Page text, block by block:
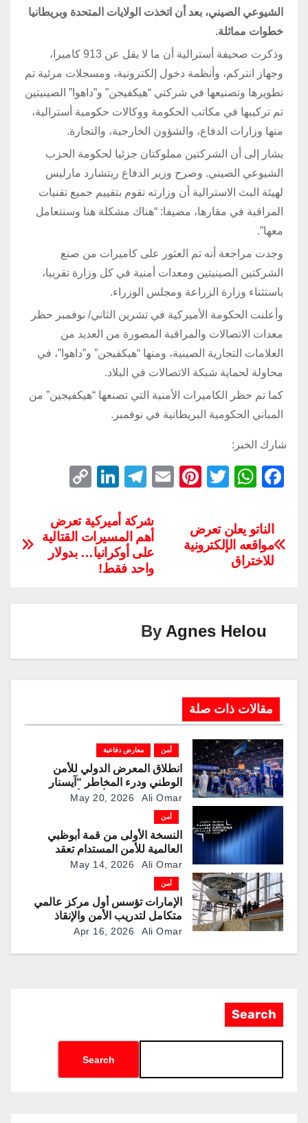
الشيوعي الصيني، بعد أن اتخذت الولايات المتحدة وبريطانيا
خطوات مماثلة.
وذكرت صحيفة أسترالية أن ما لا يقل عن 913 كاميرا،
وجهاز انتركم، وأنظمة دخول إلكترونية، ومسجلات مرئية تم
تطويرها وتصنيعها في شركتي “هيكفيجن” و”داهوا” الصينيتين
تم تركيبها في مكاتب الحكومة ووكالات حكومية أسترالية،
منها وزارات الدفاع، والشؤون الخارجية، والتجارة.
يشار إلى أن الشركتين مملوكتان جزئيا لحكومة الحزب
الشيوعي الصيني. وصرح وزير الدفاع ريتشارد مارليس
لهيئة البث الاسترالية أن وزارته تقوم بتقييم جميع تقنيات
المراقبة في مقارها، مضيفا: “هناك مشكلة هنا وسنتعامل
معها”.
وجدت مراجعة أنه تم العثور على كاميرات من صنع
الشركتين الصينيتين ومعدات أمنية في كل وزارة تقريبا،
باستثناء وزارة الزراعة ومجلس الوزراء.
وأعلنت الحكومة الأميركية في تشرين الثاني/ نوفمبر حظر
معدات الاتصالات والمراقبة المصورة من العديد من
العلامات التجارية الصينية، ومنها “هيكفيجن” و”داهوا”، في
محاولة لحماية شبكة الاتصالات في البلاد.
كما تم حظر الكاميرات الأمنية التي تصنعها “هيكفيجين” من
المباني الحكومية البريطانية في نوفمبر.
شارك الخبر:
F
c
e
b
k
W
at
s
A
T
tt
er
Pi
E
ail
T
e
gr
a
Li
k
e
dI
p
y
Li
شركة أميركية تعرض
أهم المسيرات القتالية
على أوكرانيا… بدولار
واحد فقط!
الناتو يعلن تعرض
مواقعه الإلكترونية
للاختراق
By Agnes Helou
مقالات ذات صلة
أمن معارض دفاعية
انطلاق المعرض الدولي للأمن
الوطني ودرء المخاطر “آيسنار
2026” في مركز أدنيك أبوظبي
بمشاركة 253 شركة محلية وعالمية
May 20, 2026 Ali Omar
أمن
النسخة الأولى من قمة أبوظبي
العالمية للأمن المستدام تعقد
فعالياتها في الإمارة
May 14, 2026 Ali Omar
أمن
الإمارات تؤسس أول مركز عالمي
متكامل لتدريب الأمن والإنقاذ
والعمليات الخاصةApr 16, 2026 Ali Omar
Search
Search